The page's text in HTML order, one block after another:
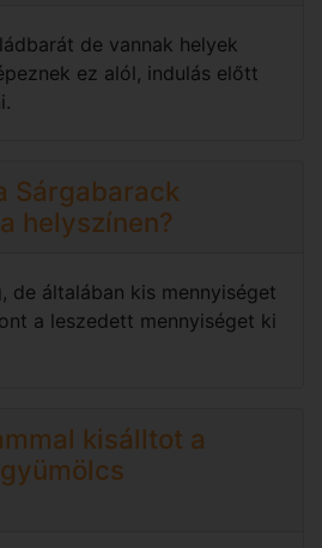
de vannak helyek
ez alól, indulás előtt
Sárgabarack
helyszínen?
de általában kis mennyiséget
a leszedett mennyiséget ki
kisálltot a